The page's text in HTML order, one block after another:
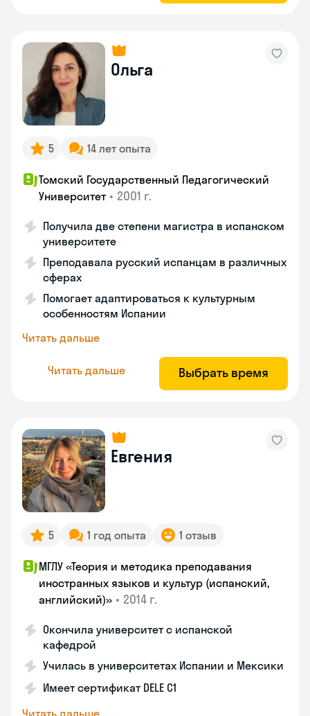
Ольга
5 14 лет опыта
Томский Государственный Педагогический
Университет • 2001 г.
Получила две степени магистра в испанском
университете
Преподавала русский испанцам в различных
сферах
Помогает адаптироваться к культурным
особенностям Испании
Читать дальше
Читать дальше Выбрать время
Евгения
5 1 год опыта 1 отзыв
МГЛУ «Теория и методика преподавания
иностранных языков и культур (испанский,
английский)» • 2014 г.
Окончила университет с испанской
кафедрой
Училась в университетах Испании и Мексики
Имеет сертификат DELE C1
Читать дальше